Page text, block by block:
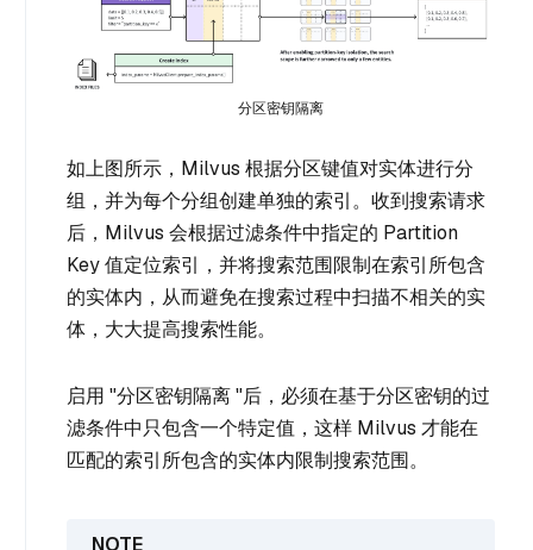
分区密钥隔离
如上图所示，Milvus 根据分区键值对实体进行分
组，并为每个分组创建单独的索引。收到搜索请求
后，Milvus 会根据过滤条件中指定的 Partition
Key 值定位索引，并将搜索范围限制在索引所包含
的实体内，从而避免在搜索过程中扫描不相关的实
体，大大提高搜索性能。
启用 "分区密钥隔离 "后，必须在基于分区密钥的过
滤条件中只包含一个特定值，这样 Milvus 才能在
匹配的索引所包含的实体内限制搜索范围。